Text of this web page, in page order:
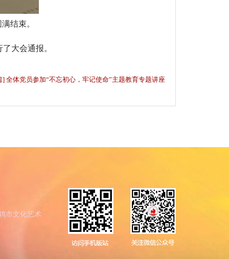
结束。
大会通报。
] 全体党员参加“不忘初心，牢记使命”主题教育专题讲座
市文化艺术